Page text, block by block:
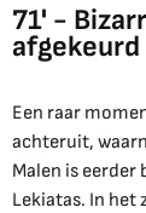
71' -
afgekeurd
Een raar
achteruit,
Malen is
Lekiatas. In het